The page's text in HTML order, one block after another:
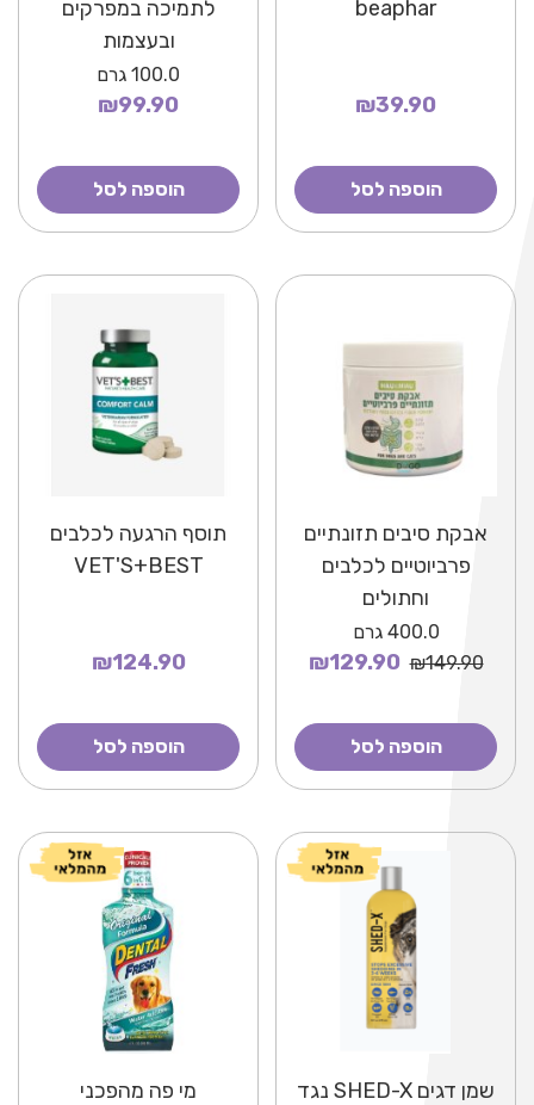
beaphar
₪39.90
הוספה לסל
לתמיכה במפרקים
ובעצמות
100.0 גרם
₪99.90
הוספה לסל
אבקת סיבים תזונתיים
פרביוטיים לכלבים
וחתולים
400.0 גרם
₪149.90
₪129.90
הוספה לסל
תוסף הרגעה לכלבים
VET'S+BEST
₪124.90
הוספה לסל
שמן דגים SHED-X נגד
מי פה מהפכני